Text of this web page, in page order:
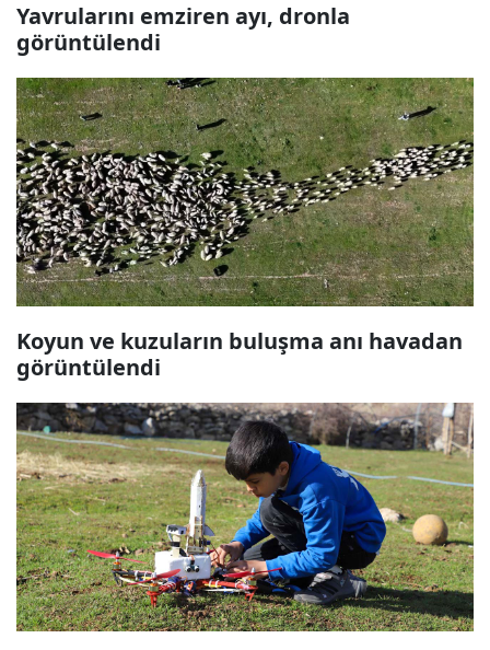
Yavrularını emziren ayı, dronla
görüntülendi
Koyun ve kuzuların buluşma anı havadan
görüntülendi